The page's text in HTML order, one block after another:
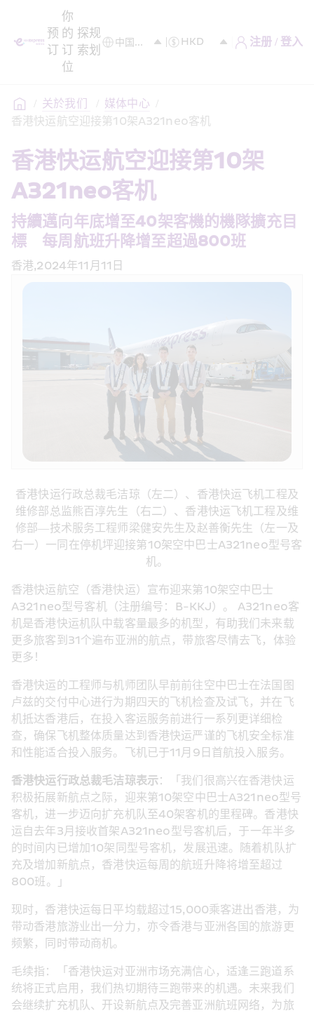
预
订
你
的
订
位
探
索
规
划
注册 / 登入
/ 关於我们 / 媒体中心 /
香港快运航空迎接第10架A321neo客机
香港快运航空迎接第10架
A321neo客机
持續邁向年底增至40架客機的機隊擴充目
標　每周航班升降增至超過800班
香港,2024年11月11日
香港快运行政总裁毛洁琼（左二）、香港快运飞机工程及
维修部总监熊百淳先生（右二）、香港快运飞机工程及维
修部—技术服务工程师梁健安先生及赵善衡先生（左一及
右一）一同在停机坪迎接第10架空中巴士A321neo型号客
机。
香港快运航空（香港快运）宣布迎来第10架空中巴士
A321neo型号客机（注册编号：B-KKJ）。 A321neo客
机是香港快运机队中载客量最多的机型，有助我们未来载
更多旅客到31个遍布亚洲的航点，带旅客尽情去飞，体验
更多！
香港快运的工程师与机师团队早前前往空中巴士在法国图
卢兹的交付中心进行为期四天的飞机检查及试飞，并在飞
机抵达香港后，在投入客运服务前进行一系列更详细检
查，确保飞机整体质量达到香港快运严谨的飞机安全标准
和性能适合投入服务。飞机已于11月9日首航投入服务。
香港快运行政总裁毛洁琼表示：「我们很高兴在香港快运
积极拓展新航点之际，迎来第10架空中巴士A321neo型号
客机，进一步迈向扩充机队至40架客机的里程碑。香港快
运自去年3月接收首架A321neo型号客机后，于一年半多
的时间内已增加10架同型号客机，发展迅速。随着机队扩
充及增加新航点，香港快运每周的航班升降将增至超过
800班。」
现时，香港快运每日平均载超过15,000乘客进出香港，为
带动香港旅游业出一分力，亦令香港与亚洲各国的旅游更
频繁，同时带动商机。
毛续指：「香港快运对亚洲市场充满信心，适逢三跑道系
统将正式启用，我们热切期待三跑带来的机遇。未来我们
会继续扩充机队、开设新航点及完善亚洲航班网络，为旅